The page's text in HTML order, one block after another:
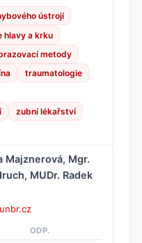
ústrojí
hlavy a krku
metody
traumatologie
zubní lékařství
Majznerová, Mgr.
MUDr. Radek
ODP.